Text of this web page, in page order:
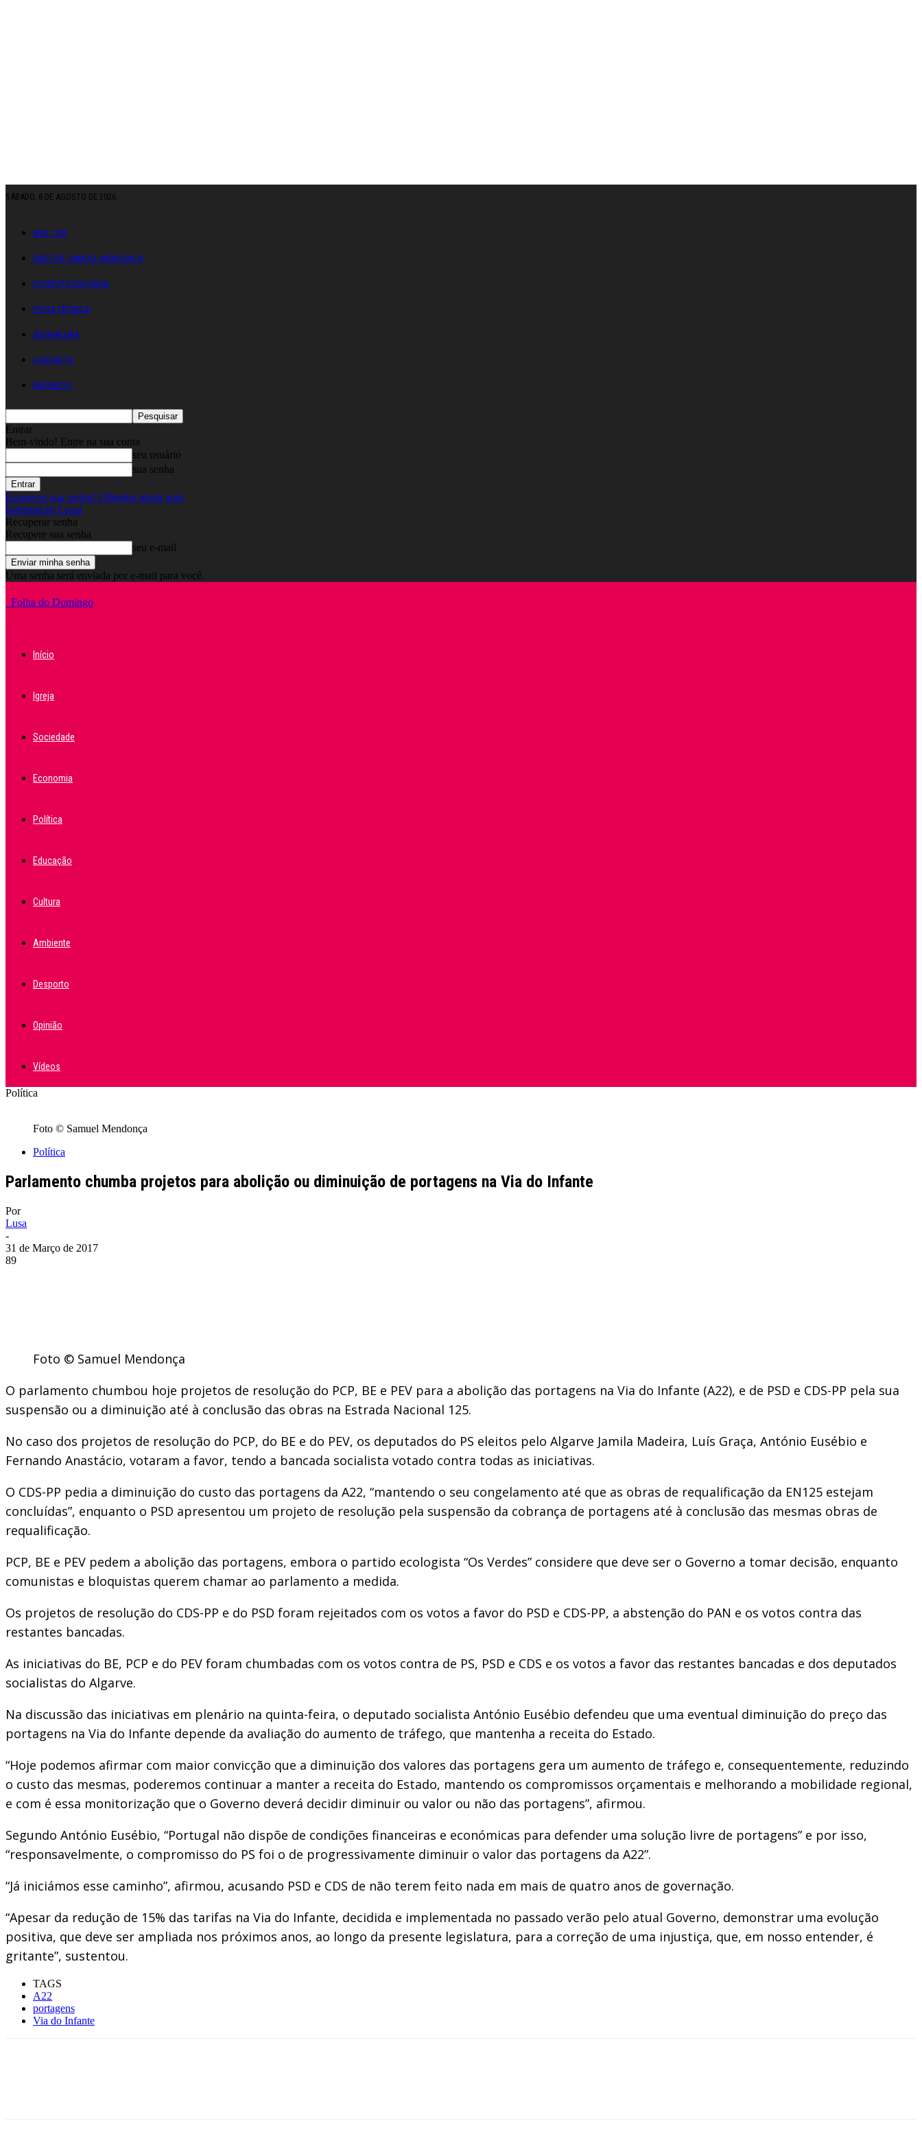
SÁBADO, 8 DE AGOSTO DE 2026
ANO: CXII
DIRETOR: SAMUEL MENDONÇA
ESTATUTO EDITORIAL
FICHA TÉCNICA
ASSINATURA
CONTACTO
EM DIRETO
Entrar
Bem-vindo! Entre na sua conta
seu usuário
sua senha
Esqueceu sua senha? Obtenha ajuda aqui
Informação Legal
Recuperar senha
Recupere sua senha
seu e-mail
Uma senha será enviada por e-mail para você.
Folha do Domingo
Início
Igreja
Sociedade
Economia
Política
Educação
Cultura
Ambiente
Desporto
Opinião
Vídeos
Política
Foto © Samuel Mendonça
Política
Parlamento chumba projetos para abolição ou diminuição de portagens na Via do Infante
Por
Lusa
-
31 de Março de 2017
89
Foto © Samuel Mendonça
O parlamento chumbou hoje projetos de resolução do PCP, BE e PEV para a abolição das portagens na Via do Infante (A22), e de PSD e CDS-PP pela sua
suspensão ou a diminuição até à conclusão das obras na Estrada Nacional 125.
No caso dos projetos de resolução do PCP, do BE e do PEV, os deputados do PS eleitos pelo Algarve Jamila Madeira, Luís Graça, António Eusébio e
Fernando Anastácio, votaram a favor, tendo a bancada socialista votado contra todas as iniciativas.
O CDS-PP pedia a diminuição do custo das portagens da A22, “mantendo o seu congelamento até que as obras de requalificação da EN125 estejam
concluídas”, enquanto o PSD apresentou um projeto de resolução pela suspensão da cobrança de portagens até à conclusão das mesmas obras de
requalificação.
PCP, BE e PEV pedem a abolição das portagens, embora o partido ecologista “Os Verdes” considere que deve ser o Governo a tomar decisão, enquanto
comunistas e bloquistas querem chamar ao parlamento a medida.
Os projetos de resolução do CDS-PP e do PSD foram rejeitados com os votos a favor do PSD e CDS-PP, a abstenção do PAN e os votos contra das
restantes bancadas.
As iniciativas do BE, PCP e do PEV foram chumbadas com os votos contra de PS, PSD e CDS e os votos a favor das restantes bancadas e dos deputados
socialistas do Algarve.
Na discussão das iniciativas em plenário na quinta-feira, o deputado socialista António Eusébio defendeu que uma eventual diminuição do preço das
portagens na Via do Infante depende da avaliação do aumento de tráfego, que mantenha a receita do Estado.
“Hoje podemos afirmar com maior convicção que a diminuição dos valores das portagens gera um aumento de tráfego e, consequentemente, reduzindo
o custo das mesmas, poderemos continuar a manter a receita do Estado, mantendo os compromissos orçamentais e melhorando a mobilidade regional,
e com é essa monitorização que o Governo deverá decidir diminuir ou valor ou não das portagens”, afirmou.
Segundo António Eusébio, “Portugal não dispõe de condições financeiras e económicas para defender uma solução livre de portagens” e por isso,
“responsavelmente, o compromisso do PS foi o de progressivamente diminuir o valor das portagens da A22”.
“Já iniciámos esse caminho”, afirmou, acusando PSD e CDS de não terem feito nada em mais de quatro anos de governação.
“Apesar da redução de 15% das tarifas na Via do Infante, decidida e implementada no passado verão pelo atual Governo, demonstrar uma evolução
positiva, que deve ser ampliada nos próximos anos, ao longo da presente legislatura, para a correção de uma injustiça, que, em nosso entender, é
gritante”, sustentou.
TAGS
A22
portagens
Via do Infante